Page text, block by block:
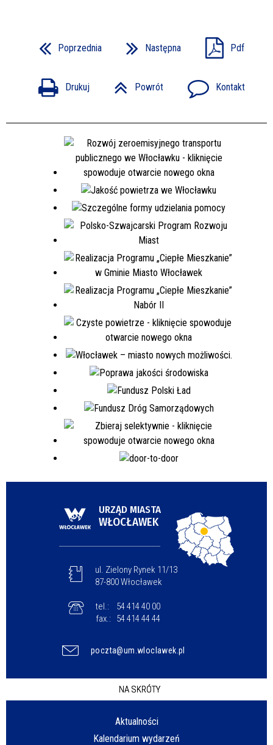
Poprzednia Następna Pdf
Drukuj Powrót Kontakt
URZĄD MIASTA
WŁOCŁAWEK
ul. Zielony Rynek 11/13
87-800 Włocławek
tel.:
54 414 40 00
fax.:
54 414 44 44
poczta@um.wloclawek.pl
NA SKRÓTY
Aktualności
Kalendarium wydarzeń